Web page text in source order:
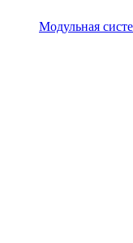
Модульная